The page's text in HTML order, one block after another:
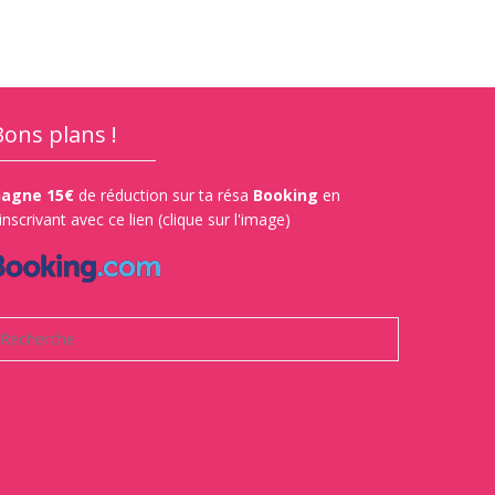
plans !
15€ de réduction sur ta résa Booking en
avec ce lien (clique sur l'image)